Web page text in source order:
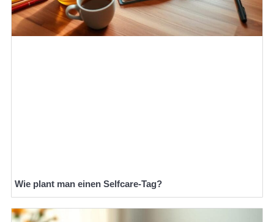
Wie plant man einen Selfcare-Tag?